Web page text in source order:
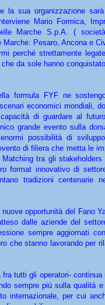
la sua organizzazione
Mario Formica,
Marche S.p.A. (
Pesaro, Ancona e
perché strettamente
da sole hanno
formula FYF ne
economici mondiali,
di guardare al
grande evento sulla
possibilità di
di filiera che metta le
tra gli stakeholders
format innovativo di
tradizioni centenarie
opportunità del Fano
dalle aziende del
sempre aggiornati
che stanno lavorando per
fra tutti gli operatori-
sempre più sulla qualità
internazionale, per cui